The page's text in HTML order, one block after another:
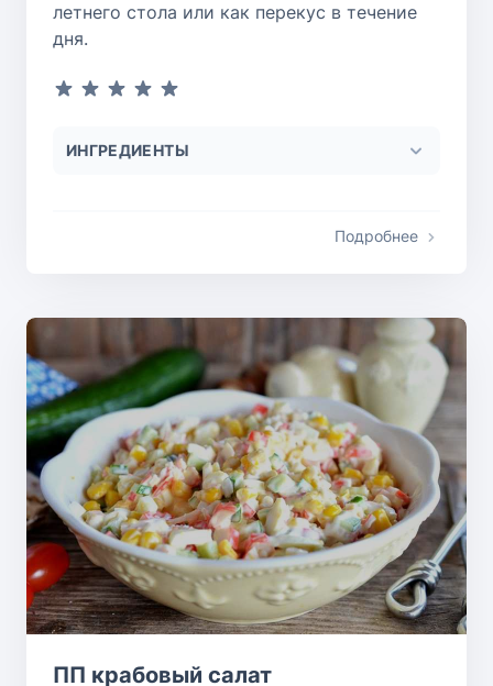
летнего стола или как перекус в течение
дня.
ИНГРЕДИЕНТЫ
Подробнее
ПП крабовый салат